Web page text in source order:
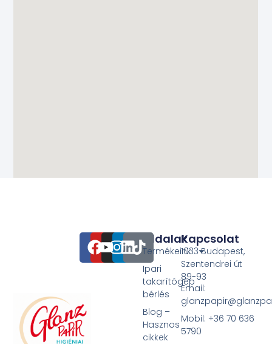
Oldalak
Termékeink
Ipari
takarítógép
bérlés
Blog –
Hasznos
cikkek
Kapcsolat
1033 Budapest,
Szentendrei út
89-93
Email:
Mobil: +36 70 636
5790